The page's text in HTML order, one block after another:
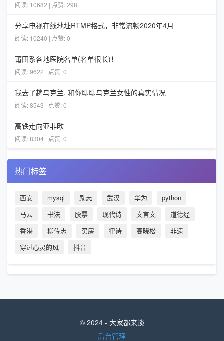
阅读: 10682 | 点赞: 298
分享电视在线地址RTMP格式，非常流畅2020年4月
阅读: 10240 | 点赞: 0
莆田系各地医院名单(名单很长)！
阅读: 9622 | 点赞: 0
我去了趟乌克兰, 和你聊聊乌克兰女性的真实情况
阅读: 8543 | 点赞: 0
高铁走向亚非欧
阅读: 8304 | 点赞: 0
热门标签
西安 mysql 励志 武汉 华为
python
马云
书法 股票 现代诗 文言文
道德经
香港
柳传志 买房 律诗 高晓松
非遗
穿过心灵的风
抖音
© 2024 - 大家都来谈
后台管理